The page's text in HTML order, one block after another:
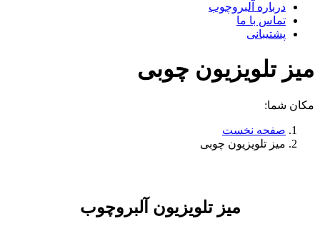
درباره آلبروچوب
تماس با ما
پشتیبانی
میز تلویزیون چوبی
مکان شما:
صفحه نخست
میز تلویزیون چوبی
میز تلویزیون آلبروچوب